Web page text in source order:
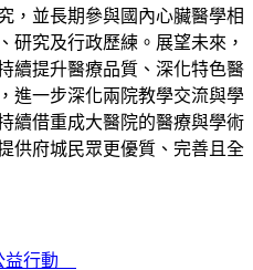
，並長期參與國內心臟醫學相
研究及行政歷練。展望未來，
續提升醫療品質、深化特色醫
進一步深化兩院教學交流與學
續借重成大醫院的醫療與學術
供府城民眾更優質、完善且全
益行動